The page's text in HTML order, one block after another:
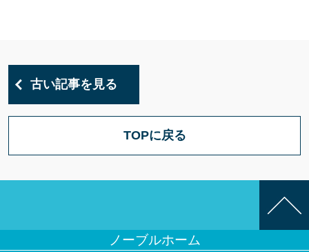
古い記事を見る
TOPに戻る
ノーブルホーム